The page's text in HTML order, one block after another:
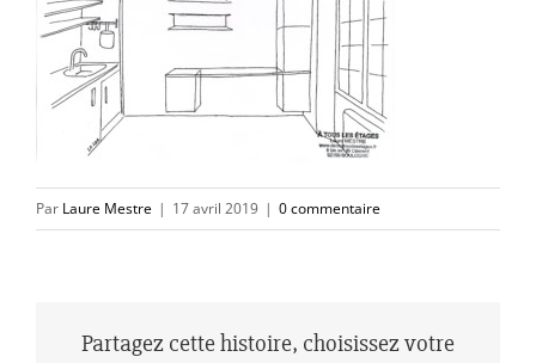
Par Laure Mestre | 17 avril 2019 | 0 commentaire
Partagez cette histoire, choisissez votre